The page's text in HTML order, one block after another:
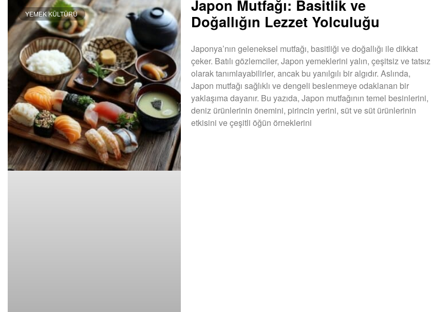
YEMEK KÜLTÜRÜ
Japon Mutfağı: Basitlik ve
Doğallığın Lezzet Yolculuğu
Japonya’nın geleneksel mutfağı, basitliği ve doğallığı ile dikkat
çeker. Batılı gözlemciler, Japon yemeklerini yalın, çeşitsiz ve tatsız
olarak tanımlayabilirler, ancak bu yanılgılı bir algıdır. Aslında,
Japon mutfağı sağlıklı ve dengeli beslenmeye odaklanan bir
yaklaşıma dayanır. Bu yazıda, Japon mutfağının temel besinlerini,
deniz ürünlerinin önemini, pirincin yerini, süt ve süt ürünlerinin
etkisini ve çeşitli öğün örneklerini